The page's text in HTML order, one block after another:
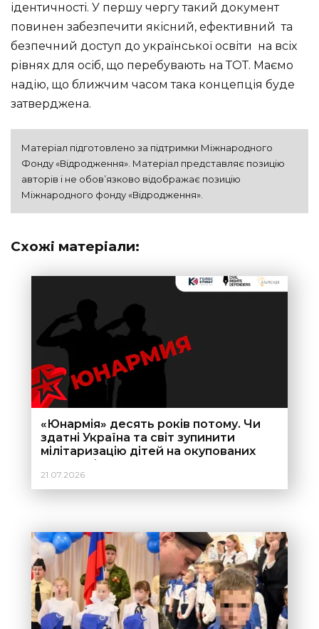
ідентичності. У першу чергу такий документ
повинен забезпечити якісний, ефективний та
безпечний доступ до української освіти на всіх
рівнях для осіб, що перебувають на ТОТ. Маємо
надію, що ближчим часом така концепція буде
затверджена.
Матеріал підготовлено за підтримки Міжнародного
Фонду «Відродження». Матеріал представляє позицію
авторів і не обов’язково відображає позицію
Міжнародного фонду «Відродження».
Схожі матеріали:
«Юнармія» десять років потому. Чи
здатні Україна та світ зупинити
мілітаризацію дітей на окупованих
територіях?
21.07.2026